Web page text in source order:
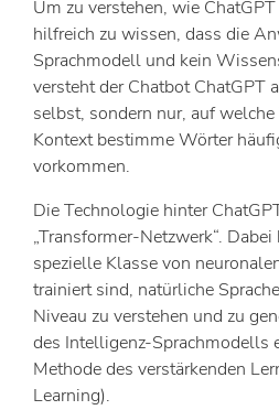
Um zu verstehen, wie
hilfreich zu wissen, dass die
Sprachmodell und kein
versteht der Chatbot ChatGPT
selbst, sondern nur, auf
Kontext bestimme Wörter
vorkommen.
Die Technologie hinter
„Transformer-Netzwerk“.
spezielle Klasse von
trainiert sind, natürliche
Niveau zu verstehen und zu
des Intelligenz-Sprachmodells
Methode des verstärkenden
Learning).